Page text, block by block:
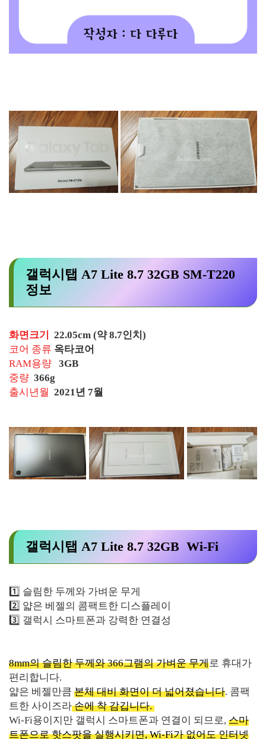
갤럭시탭 A7 Lite 8.7 32GB SM-T220
정보
화면크기
22.05cm (약 8.7인치)
코어 종류 옥타코어
RAM용량
3GB
중량 366g
출시년월 2021년 7월
갤럭시탭 A7 Lite 8.7 32GB Wi-Fi
1️⃣ 슬림한 두께와 가벼운 무게
2️⃣ 얇은 베젤의 콤팩트한 디스플레이
3️⃣ 갤럭시 스마트폰과 강력한 연결성
8mm의 슬림한 두께와 366그램의 가벼운 무게로 휴대가
편리합니다.
얇은 베젤만큼 본체 대비 화면이 더 넓어졌습니다. 콤팩
트한 사이즈라손에 착 감깁니다.
Wi-Fi용이지만 갤럭시 스마트폰과 연결이 되므로, 스마
트폰으로 핫스팟을 실행시키면, Wi-Fi가 없어도 인터넷